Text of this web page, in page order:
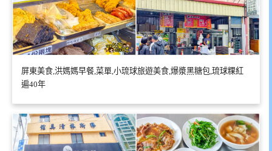
屏東美食,洪媽媽早餐,菜單,小琉球旅遊美食,爆漿黑糖包,琉球粿紅
遍40年